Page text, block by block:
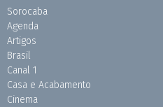
Sorocaba
Agenda
Artigos
Brasil
Canal 1
Casa e Acabamento
Cinema